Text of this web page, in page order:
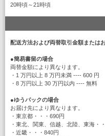
20時頃～21時頃
配送方法および両替取引金額または
●簡易書留の場合
両替金額により異なります。
・1 万円以上 8 万円未満 ---- 600 円
・8 万円以上 30 万円以内 ---- 無料
●ゆうパックの場合
お届け先により異なります。
・東京都・・・690円
・東北、関東、信越、北陸、東海・
・近畿・・・840円